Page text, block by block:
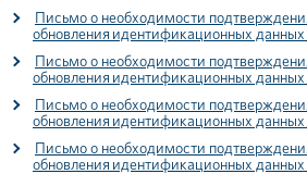
Письмо о необходимости
обновления идентификационных данных
Письмо о необходимости
обновления идентификационных данных
Письмо о необходимости
обновления идентификационных данных
Письмо о необходимости
обновления идентификационных данных